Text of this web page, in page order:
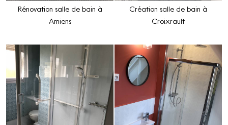
Rénovation salle de bain à
Amiens
Création salle de bain à
Croixrault